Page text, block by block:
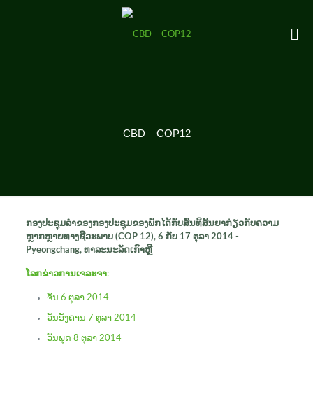
CBD – COP12
ກອງ​ປະ​ຊຸມ​ລໍາ​ຂອງ​ກອງ​ປະ​ຊຸມ​ຂອງ​ພັກ​ໄດ້​ກັບ​ສົນ​ທິ​ສັນ​ຍາ​ກ່ຽວ​ກັບ​ຄວາມ​
ຫຼາກ​ຫຼາຍ​ທາງ​ຊີ​ວະ​ພາບ (COP 12), 6 ກັບ 17 ຕຸລາ 2014 -
Pyeongchang, ທາ​ລະ​ນະ​ລັດ​ເກົາ​ຫຼີ
ໂລກ​ຂ່າວ​ການ​ເຈລະ​ຈາ:
ຈັນ 6 ຕຸລາ 2014
ວັນອັງຄານ 7 ຕຸລາ 2014
ວັນພຸດ 8 ຕຸລາ 2014